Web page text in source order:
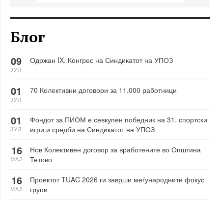
Блог
Одржан IX. Конгрес на Синдикатот на УПОЗ
09
ЈУЛ
70 Колективни договори за 11.000 работници
01
ЈУЛ
Фондот за ПИОМ е севкупен победник на 31. спортски
игри и средби на Синдикатот на УПОЗ
01
ЈУЛ
Нов Колективен договор за вработените во Општина
Тетово
16
МАЈ
Проектот TUAC 2026 ги заврши меѓународните фокус
групи
16
МАЈ